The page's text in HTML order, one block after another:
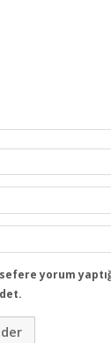
yorum